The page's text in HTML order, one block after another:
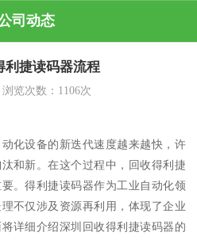
司动态
利捷读码器流程
浏览次数： 1106次
化设备的新迭代速度越来越快，许
和新。在这个过程中，回收得利捷
。得利捷读码器作为工业自动化领
不仅涉及资源再利用，体现了企业
详细介绍深圳回收得利捷读码器的